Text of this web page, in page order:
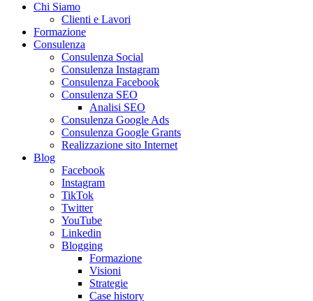
Chi Siamo
Clienti e Lavori
Formazione
Consulenza
Consulenza Social
Consulenza Instagram
Consulenza Facebook
Consulenza SEO
Analisi SEO
Consulenza Google Ads
Consulenza Google Grants
Realizzazione sito Internet
Blog
Facebook
Instagram
TikTok
Twitter
YouTube
Linkedin
Blogging
Formazione
Visioni
Strategie
Case history